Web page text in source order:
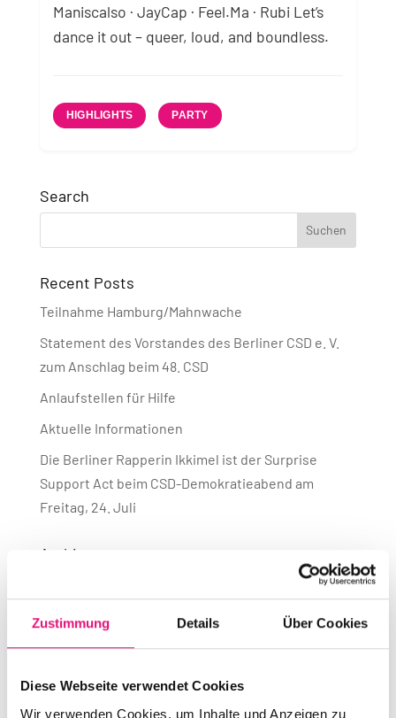
Zustimmung Details Über Cookies
Diese Webseite verwendet Cookies
Wir verwenden Cookies, um Inhalte und Anzeigen zu
Maniscalso · JayCap · Feel.Ma · Rubi Let’s
dance it out – queer, loud, and boundless.
HIGHLIGHTS PARTY
Search
Recent Posts
Teilnahme Hamburg/Mahnwache
Statement des Vorstandes des Berliner CSD e. V.
zum Anschlag beim 48. CSD
Anlaufstellen für Hilfe
Aktuelle Informationen
Die Berliner Rapperin Ikkimel ist der Surprise
Support Act beim CSD-Demokratieabend am
Freitag, 24. Juli
Archives
April 2026
Juli 2025